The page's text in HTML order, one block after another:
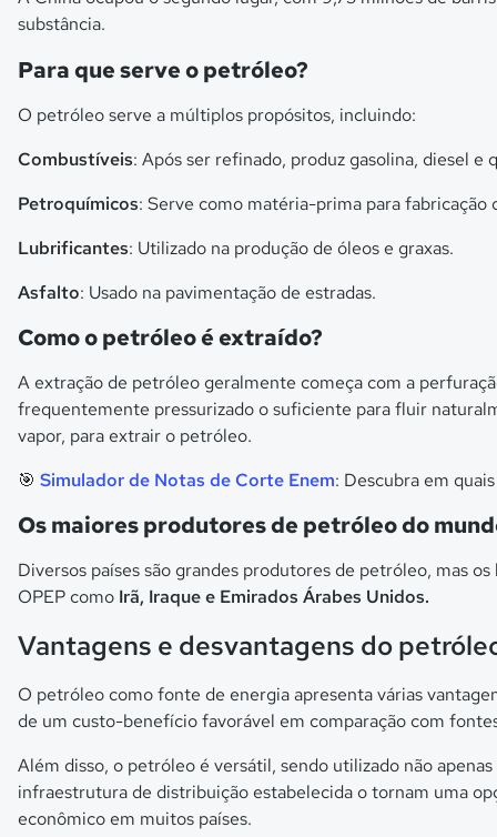
substância.
Para que serve o petróleo?
O petróleo serve a múltiplos propósitos, incluindo:
Combustíveis: Após ser refinado, produz gasolina, diesel e
Petroquímicos: Serve como matéria-prima para
Lubrificantes: Utilizado na produção de óleos e graxas.
Asfalto: Usado na pavimentação de estradas.
Como o petróleo é extraído?
A extração de petróleo geralmente começa com a
frequentemente pressurizado o suficiente para fluir
vapor, para extrair o petróleo.
🎯 Simulador de Notas de Corte Enem: Descubra em
Os maiores produtores de petróleo do
Diversos países são grandes produtores de petróleo, mas
OPEP como Irã, Iraque e Emirados Árabes Unidos.
Vantagens e desvantagens do
O petróleo como fonte de energia apresenta várias
de um custo-benefício favorável em comparação com
Além disso, o petróleo é versátil, sendo utilizado não
infraestrutura de distribuição estabelecida o tornam uma
econômico em muitos países.